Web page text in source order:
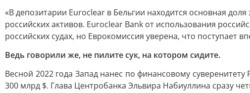
«В депозитарии Euroclear в Бельгии находится основная
российских активов. Euroclear Bank от использования
российских судах, но Еврокомиссия уверена, что поступает
Ведь говорили же, не пилите сук, на котором сидите.
Весной 2022 года Запад нанес по финансовому
300 млрд $. Глава Центробанка Эльвира Набиуллина сразу